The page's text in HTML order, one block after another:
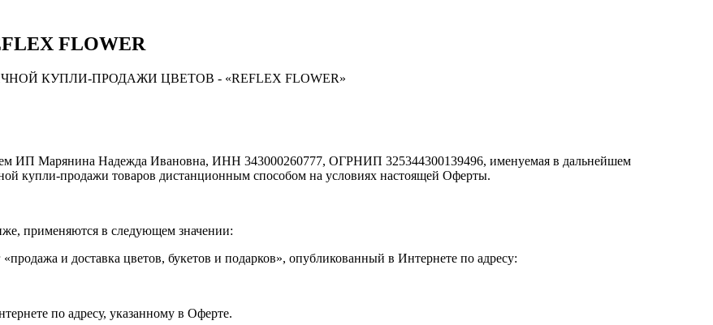
FLOWER
КУПЛИ-ПРОДАЖИ ЦВЕТОВ - «REFLEX FLOWER»
ИП Марянина Надежда Ивановна, ИНН 343000260777, ОГРНИП 325344300139496, именуемая в дальнейшем
купли-продажи товаров дистанционным способом на условиях настоящей Оферты.
применяются в следующем значении:
и доставка цветов, букетов и подарков», опубликованный в Интернете по адресу:
по адресу, указанному в Оферте.